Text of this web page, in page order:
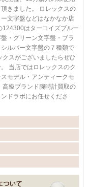
ロレックスの
文字盤などはなかなか店
・グリーン文字盤・ブラ
ルバー文字盤の７種類で
ク
モデル・アンティークモ
ドラボにお任せくださ